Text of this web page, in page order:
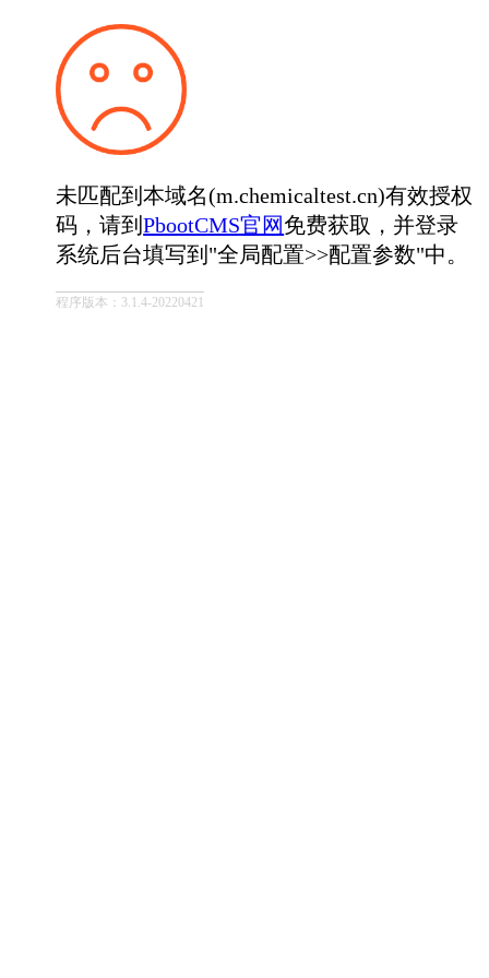
未匹配到本域名(m.chemicaltest.cn)有效授权
码，请到PbootCMS官网免费获取，并登录
系统后台填写到"全局配置>>配置参数"中。
程序版本：3.1.4-20220421